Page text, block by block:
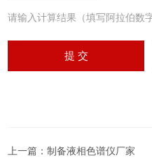
请输入计算结果（填写阿拉伯数
上一篇：制备液相色谱仪厂家